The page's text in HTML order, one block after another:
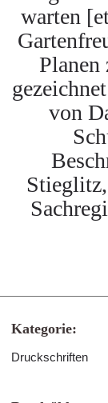
warten
Planen
von
Kategorie:
Druckschriften